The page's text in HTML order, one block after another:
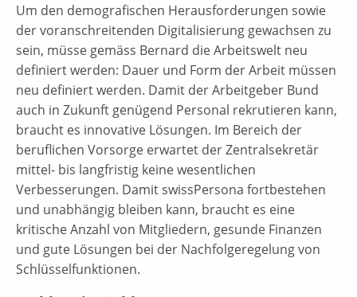
Um den demografischen Herausforderungen sowie
der voranschreitenden Digitalisierung gewachsen zu
sein, müsse gemäss Bernard die Arbeitswelt neu
definiert werden: Dauer und Form der Arbeit müssen
neu definiert werden. Damit der Arbeitgeber Bund
auch in Zukunft genügend Personal rekrutieren kann,
braucht es innovative Lösungen. Im Bereich der
beruflichen Vorsorge erwartet der Zentralsekretär
mittel- bis langfristig keine wesentlichen
Verbesserungen. Damit swissPersona fortbestehen
und unabhängig bleiben kann, braucht es eine
kritische Anzahl von Mitgliedern, gesunde Finanzen
und gute Lösungen bei der Nachfolgeregelung von
Schlüsselfunktionen.